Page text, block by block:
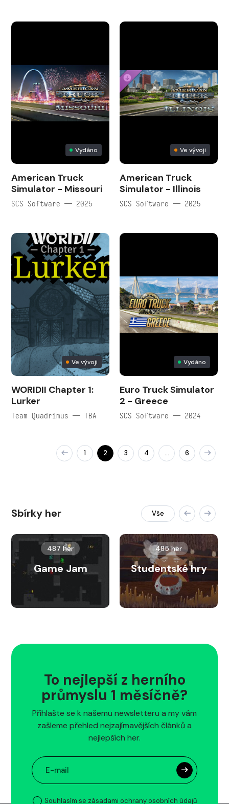
Vydáno
American Truck
Simulator - Missouri
SCS Software — 2025
Ve vývoji
American Truck
Simulator - Illinois
SCS Software — 2025
Ve vývoji
WORIDII Chapter 1:
Lurker
Team Quadrimus — TBA
Vydáno
Euro Truck Simulator
2 - Greece
SCS Software — 2024
1 2 3 4 … 6
Sbírky her Vše
487 her
Game Jam
485 her
Studentské hry
To nejlepší z herního
průmyslu 1 měsíčně?
Přihlašte se k našemu newsletteru a my vám
zašleme přehled nejzajímavějších článků a
nejlepších her.
Souhlasím se zásadami ochrany osobních údajů